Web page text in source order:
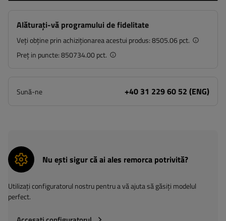
Alăturați-vă programului de fidelitate
Veți obține prin achiziționarea acestui produs:8505.06 pct.
Preț in puncte:850734.00 pct.
Sună-ne +40 31 229 60 52 (ENG)
Nu ești sigur că ai ales remorca potrivită?
Utilizați configuratorul nostru pentru a vă ajuta să găsiți modelul
perfect.